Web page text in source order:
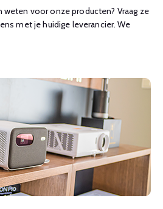
weten voor onze producten? Vraag ze
met je huidige leverancier. We